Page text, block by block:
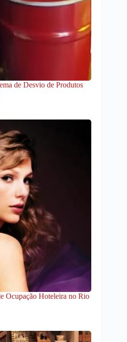
de Desvio de Produtos
Ocupação Hoteleira no Rio